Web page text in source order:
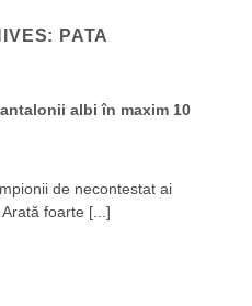
PATA
albi în maxim 10
de necontestat ai
foarte [...]